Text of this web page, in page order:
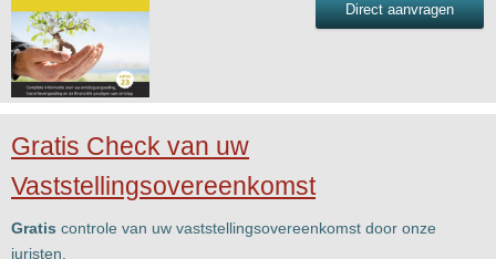
Direct aanvragen
Gratis Check van uw
Vaststellingsovereenkomst
Gratis controle van uw vaststellingsovereenkomst door onze
juristen.